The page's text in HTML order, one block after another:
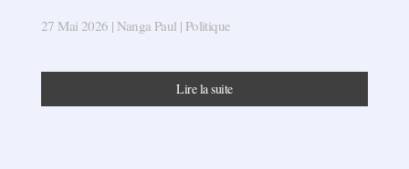
27 Mai 2026 | Nanga Paul | Politique
Lire la suite